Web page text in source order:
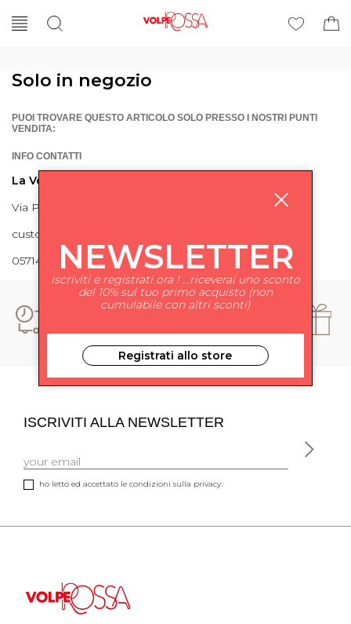
Solo in negozio
PUOI TROVARE QUESTO ARTICOLO SOLO PRESSO I NOSTRI PUNTI
VENDITA:
INFO CONTATTI
La Volpe Rossa
Via Piave 27 56024 Ponte a Egola
customercare@lavolperossa.it
0571498228
ISCRIVITI ALLA NEWSLETTER
ho letto ed accettato le condizioni sulla privacy.
NEWSLETTER
iscriviti e registrati ora ! ...riceverai uno sconto
del 10% sul tuo primo acquisto (non
cumulabile con altri sconti)
Registrati allo store